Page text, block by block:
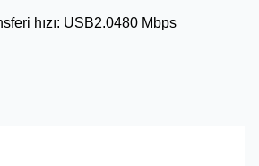
hızı: USB2.0480 Mbps